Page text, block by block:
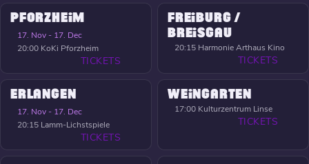
PFORZHEIM
17. Nov - 17. Dec
20:00 KoKi Pforzheim
TICKETS
FREIBURG /
BREISGAU
20:15 Harmonie Arthaus Kino
TICKETS
ERLANGEN
17. Nov - 17. Dec
20:15 Lamm-Lichstspiele
TICKETS
WEINGARTEN
17:00 Kulturzentrum Linse
TICKETS